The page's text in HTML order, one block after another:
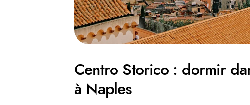
Centro Storico : dormir
à Naples